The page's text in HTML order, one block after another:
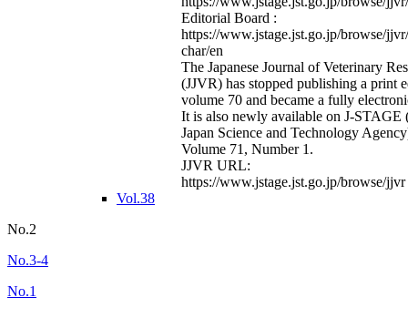
Editorial Board :
https://www.jstage.jst.go.jp/browse/
char/en
The Japanese Journal of Veterinary
(JJVR) has stopped publishing a print
volume 70 and became a fully
It is also newly available on J-STAGE
Japan Science and Technology
Volume 71, Number 1.
JJVR URL:
https://www.jstage.jst.go.jp/browse/jjvr
Vol.38
No.2
No.3-4
No.1